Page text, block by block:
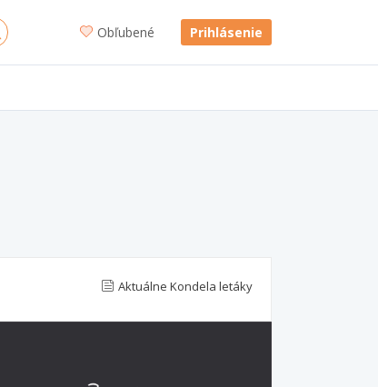
Obľubené Prihlásenie
Aktuálne Kondela letáky